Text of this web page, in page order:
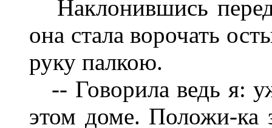
Наклонившись
она стала ворочать
руку палкою.
-- Говорила ведь я:
этом доме. Положи-ка